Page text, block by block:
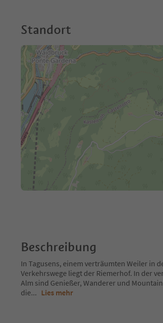
Standort
Beschreibung
In Tagusens, einem verträumten Weiler in
Verkehrswege liegt der Riemerhof. In der
Alm sind Genießer, Wanderer und
die... Lies mehr